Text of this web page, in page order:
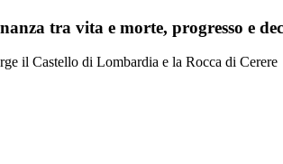
tra vita e morte, progresso e
il Castello di Lombardia e la Rocca di Cerere